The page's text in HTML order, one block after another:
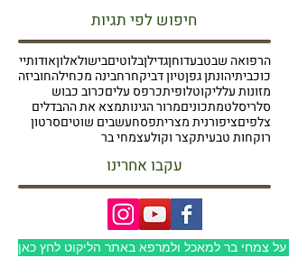
חיפוש לפי תגיות
אודותייאלוןבישולבלוטיםגדילןדוחןהרפואה שבטבע
חוביזהחרחבינה מכחילהטיון דביקיהונתן גפןכוכבית
כרוב כבושכרפס עליםלופיתליקוטמזונות על
מצא את ההבדליםמרור הגינותמתכוניםסלטסלרי
סרטוןעשבים שוטיםפסחציפורנית מצריתצלפים
צמחי ברקצר וקולערוקחות טבעית
עקבו אחרינו
על צמחי בר למאכל ולמרפא באתר הליקוט לחץ כאן